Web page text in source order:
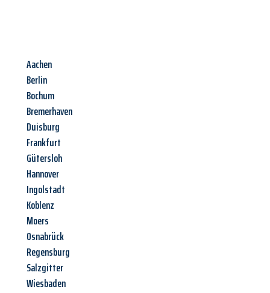
Aachen
Berlin
Bochum
Bremerhaven
Duisburg
Frankfurt
Gütersloh
Hannover
Ingolstadt
Koblenz
Moers
Osnabrück
Regensburg
Salzgitter
Wiesbaden